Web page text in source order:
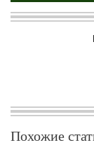
Похожие